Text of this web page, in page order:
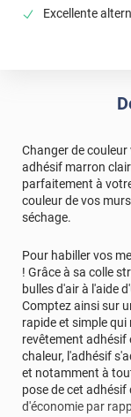
Excellente
Changer de
adhésif marron
parfaitement à
couleur de vos
séchage.
Pour habiller vos
! Grâce à sa colle
bulles d'air à l'aide
Comptez ainsi sur
rapide et simple qui
revêtement adhésif
chaleur, l'adhésif
et notamment à
pose de cet adhésif
d'économie par